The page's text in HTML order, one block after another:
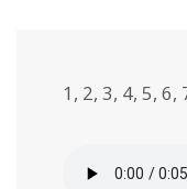
1, 2, 3, 4, 5, 6,